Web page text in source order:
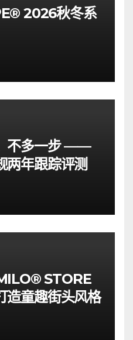
2026秋冬系
不多一步 ——
两年跟踪评测
STORE
造童趣街头风格